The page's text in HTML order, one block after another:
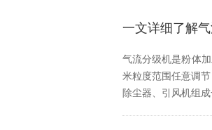
一文详细了解
气流分级机是粉体加
米粒度范围任意调节
除尘器、引风机组